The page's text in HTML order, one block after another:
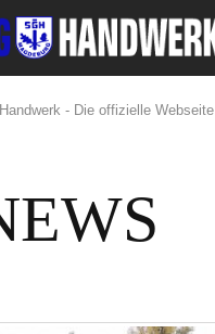
- Die offizielle Webseite